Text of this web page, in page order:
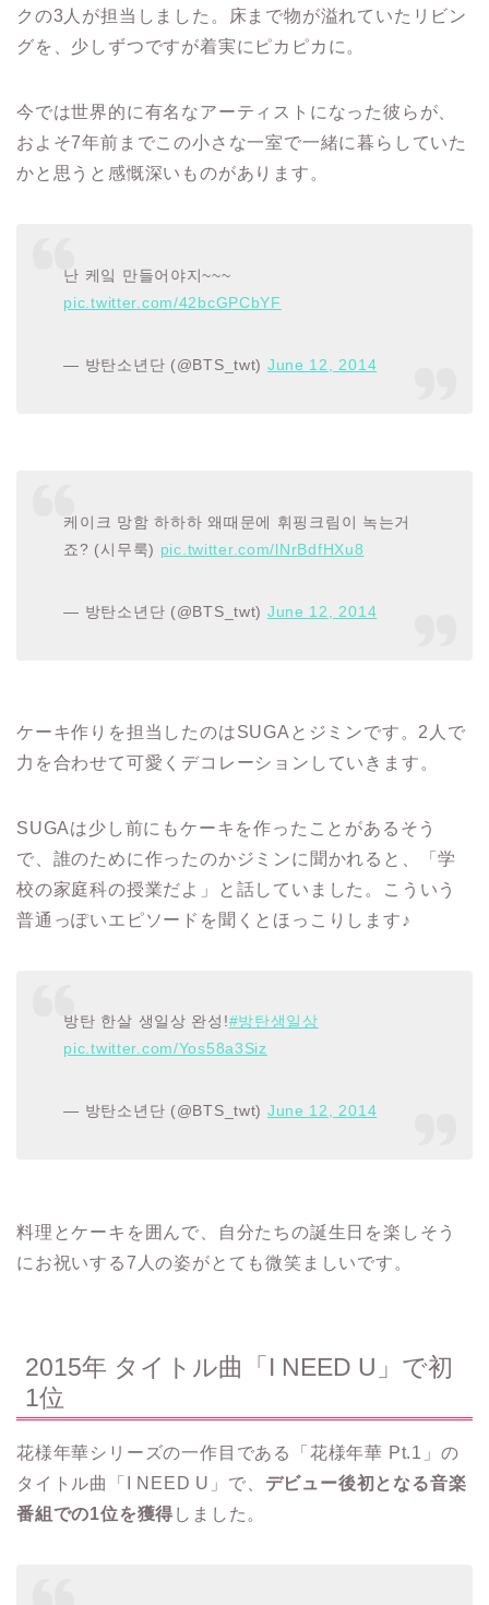
クの3人が担当しました。床まで物が溢れていたリビン
グを、少しずつですが着実にピカピカに。
今では世界的に有名なアーティストになった彼らが、
およそ7年前までこの小さな一室で一緒に暮らしていた
かと思うと感慨深いものがあります。
난 케잌 만들어야지~~~
pic.twitter.com/42bcGPCbYF
— 방탄소년단 (@BTS_twt) June 12, 2014
케이크 망함 하하하 왜때문에 휘핑크림이 녹는거
죠? (시무룩) pic.twitter.com/lNrBdfHXu8
— 방탄소년단 (@BTS_twt) June 12, 2014
ケーキ作りを担当したのはSUGAとジミンです。2人で
力を合わせて可愛くデコレーションしていきます。
SUGAは少し前にもケーキを作ったことがあるそう
で、誰のために作ったのかジミンに聞かれると、「学
校の家庭科の授業だよ」と話していました。こういう
普通っぽいエピソードを聞くとほっこりします♪
방탄 한살 생일상 완성!#방탄생일상
pic.twitter.com/Yos58a3Siz
— 방탄소년단 (@BTS_twt) June 12, 2014
料理とケーキを囲んで、自分たちの誕生日を楽しそう
にお祝いする7人の姿がとても微笑ましいです。
2015年 タイトル曲「I NEED U」で初
1位
花様年華シリーズの一作目である「花様年華 Pt.1」の
タイトル曲「I NEED U」で、 デビュー後初となる音楽
番組での1位を獲得 しました。